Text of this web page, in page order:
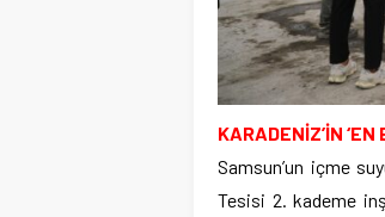
KARADENİZ’İN ‘EN
Samsun’un içme
Tesisi 2. kademe